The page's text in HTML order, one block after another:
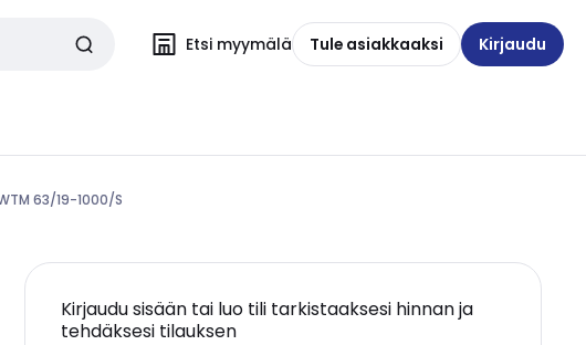
Etsi myymälä Tule asiakkaaksi Kirjaudu
63/19-1000/S
Kirjaudu sisään tai luo tili tarkistaaksesi hinnan ja
tehdäksesi tilauksen